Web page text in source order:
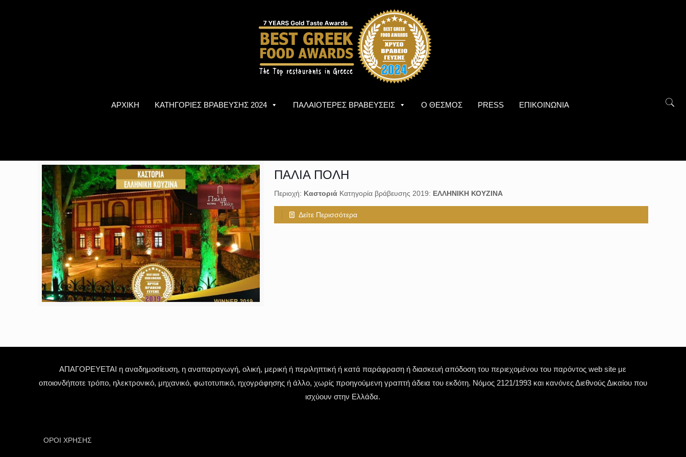
ΑΡΧΙΚΗ ΚΑΤΗΓΟΡΙΕΣ ΒΡΑΒΕΥΣΗΣ 2024 ΠΑΛΑΙΟΤΕΡΕΣ ΒΡΑΒΕΥΣΕΙΣ Ο ΘΕΣΜΟΣ PRESS ΕΠΙΚΟΙΝΩΝΙΑ
ΠΑΛΙΑ ΠΟΛΗ
Περιοχή: ΚαστοριάΚατηγορία βράβευσης 2019: ΕΛΛΗΝΙΚΗ ΚΟΥΖΙΝΑ
Δείτε Περισσότερα
ΑΠΑΓΟΡΕΥΕΤΑΙ η αναδημοσίευση, η αναπαραγωγή, ολική, μερική ή περιληπτική ή κατά παράφραση ή διασκευή απόδοση του περιεχομένου του παρόντος web site με
οποιονδήποτε τρόπο, ηλεκτρονικό, μηχανικό, φωτοτυπικό, ηχογράφησης ή άλλο, χωρίς προηγούμενη γραπτή άδεια του εκδότη. Νόμος 2121/1993 και κανόνες Διεθνούς Δικαίου που
ισχύουν στην Ελλάδα.
ΟΡΟΙ ΧΡΗΣΗΣ